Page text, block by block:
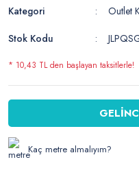
Kategori
Outlet
Stok Kodu
* 10,43 TL den başlayan taksitlerle!
Kaç metre almalıyım?